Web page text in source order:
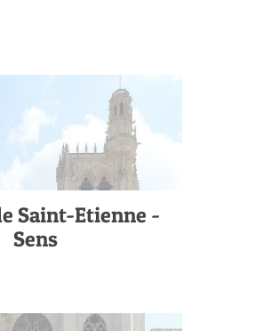
Saint-Etienne -
Sens